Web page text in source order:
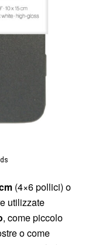
(4×6 pollici) o
utilizzate
, come piccolo
o come